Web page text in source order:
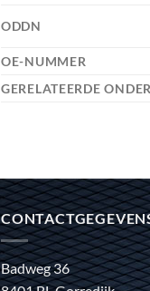
ODDN
OE-NUMMER
GERELATEERDE
Badweg 36